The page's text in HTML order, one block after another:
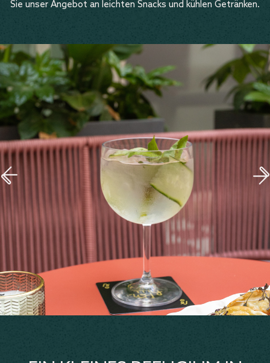
Sie unser Angebot an leichten Snacks und kühlen Getränken.